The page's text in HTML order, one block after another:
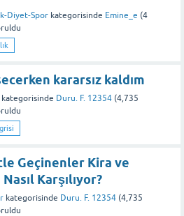
Diyet-Spor kategorisinde Emine_e (4
kararsız kaldım
kategorisinde Duru. F. 12354 (4,735
Geçinenler Kira ve
Karşılıyor?
kategorisinde Duru. F. 12354 (4,735